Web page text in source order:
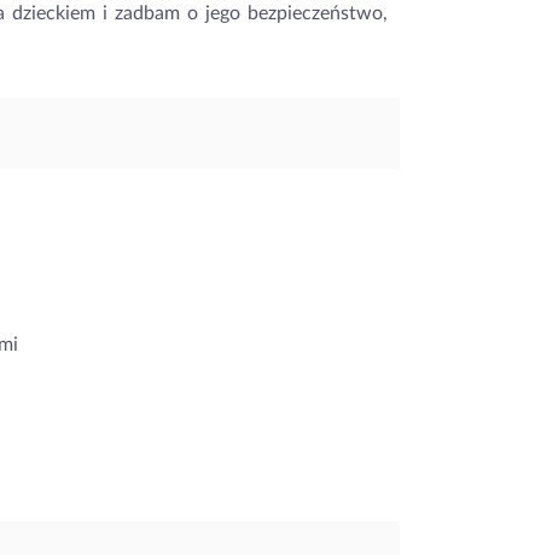
i zadbam o jego bezpieczeństwo,